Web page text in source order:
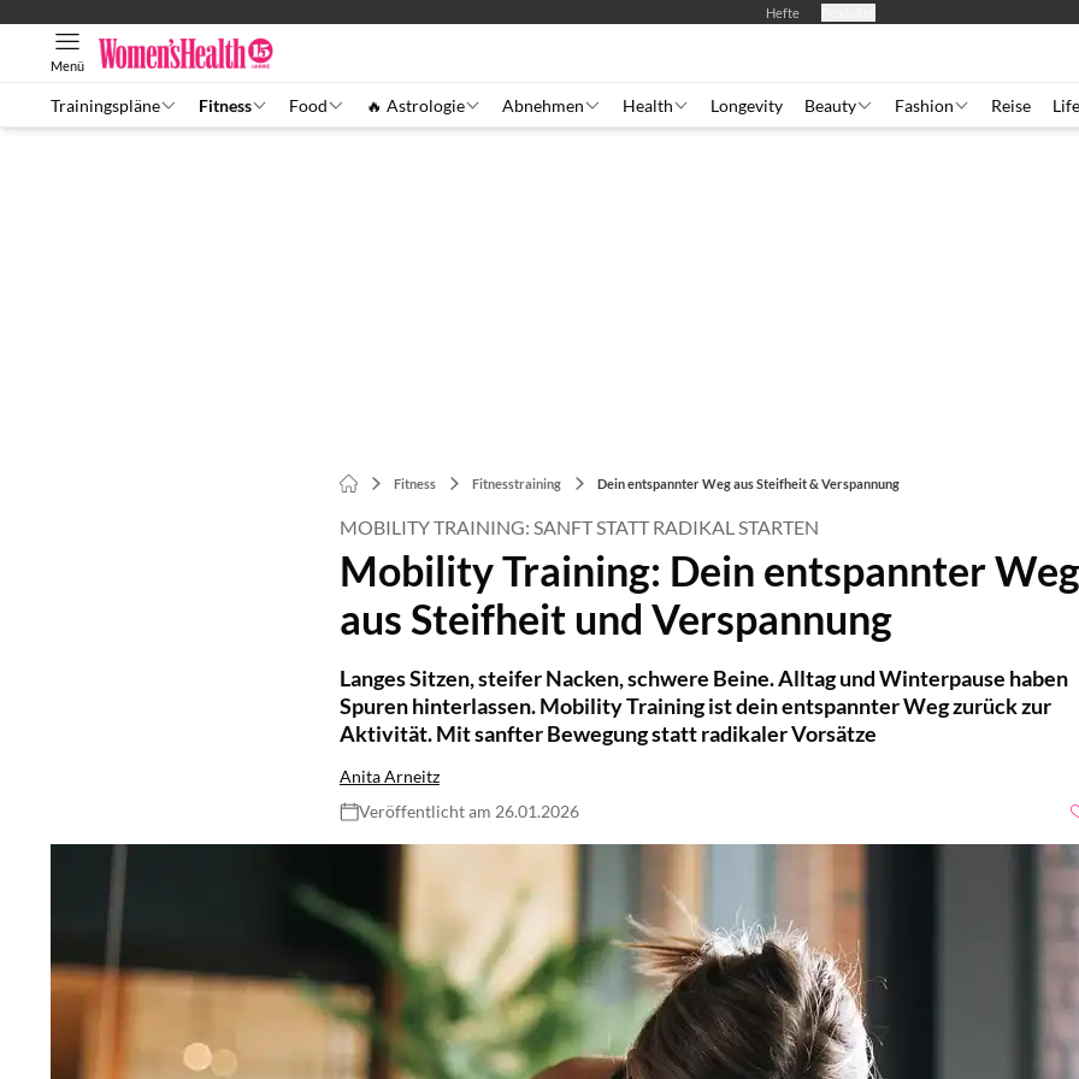
Hefte
Menü
Trainingspläne Fitness Food 🔥 Astrologie Abnehmen Health Longevity Beauty Fashion Reise Life
Fitness Fitnesstraining Dein entspannter Weg aus Steifheit & Verspannung
MOBILITY TRAINING: SANFT STATT RADIKAL STARTEN
Mobility Training: Dein entspannter Weg
aus Steifheit und Verspannung
Langes Sitzen, steifer Nacken, schwere Beine. Alltag und Winterpause haben
Spuren hinterlassen. Mobility Training ist dein entspannter Weg zurück zur
Aktivität. Mit sanfter Bewegung statt radikaler Vorsätze
Anita Arneitz
Veröffentlicht am 26.01.2026